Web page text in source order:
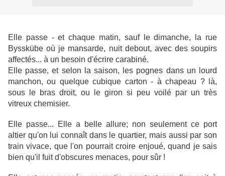
Elle passe - et chaque matin, sauf le dimanche, la rue
Bysskübe où je mansarde, nuit debout, avec des soupirs
affectés... à un besoin d'écrire carabiné.
Elle passe, et selon la saison, les pognes dans un lourd
manchon, ou quelque cubique carton - à chapeau ? là,
sous le bras droit, ou le giron si peu voilé par un très
vitreux chemisier.
Elle passe... Elle a belle allure; non seulement ce port
altier qu'on lui connaît dans le quartier, mais aussi par son
train vivace, que l'on pourrait croire enjoué, quand je sais
bien qu'il fuit d'obscures menaces, pour sûr !